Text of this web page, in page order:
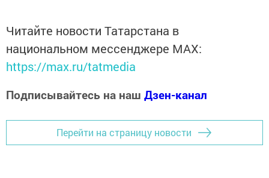
Читайте новости Татарстана в
национальном мессенджере MАХ:
https://max.ru/tatmedia
Подписывайтесь на наш Дзен-канал
Перейти на страницу новости